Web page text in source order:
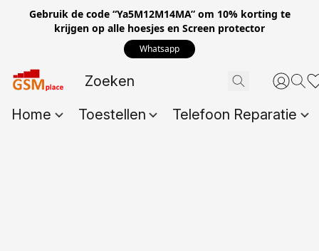
Gebruik de code “Ya5M12M14MA” om 10% korting te
krijgen op alle hoesjes en Screen protector
Whatsapp
Home Toestellen Telefoon Reparatie